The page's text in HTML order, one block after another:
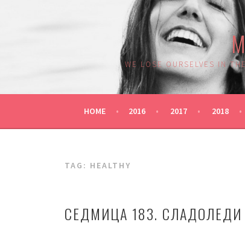
WE LOSE OURSELVES IN
HOME 2016 2017 2018
TAG: HEALTHY
СЕДМИЦА 183.